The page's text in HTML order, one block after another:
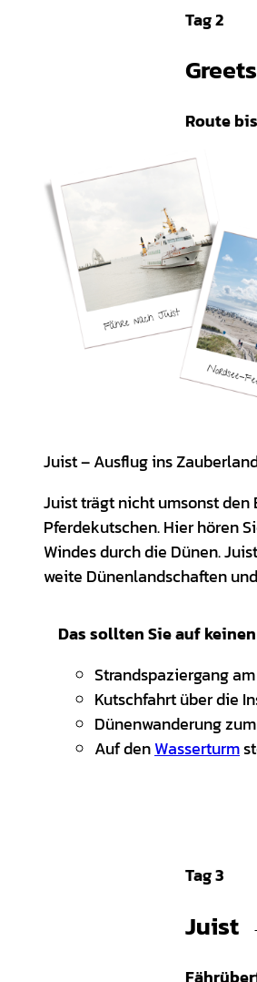
Tag 2
Route
Juist – Ausflug ins
Juist trägt nicht umsonst den
Pferdekutschen. Hier hören
Windes durch die Dünen.
weite Dünenlandschaften
Das sollten Sie auf
Strandspaziergang
Kutschfahrt über die
Dünenwanderung zum
Auf denWasserturm
Tag 3
Juist